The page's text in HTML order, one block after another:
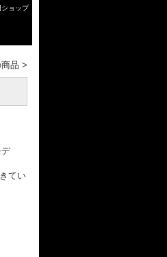
ョップ
品 >
てい